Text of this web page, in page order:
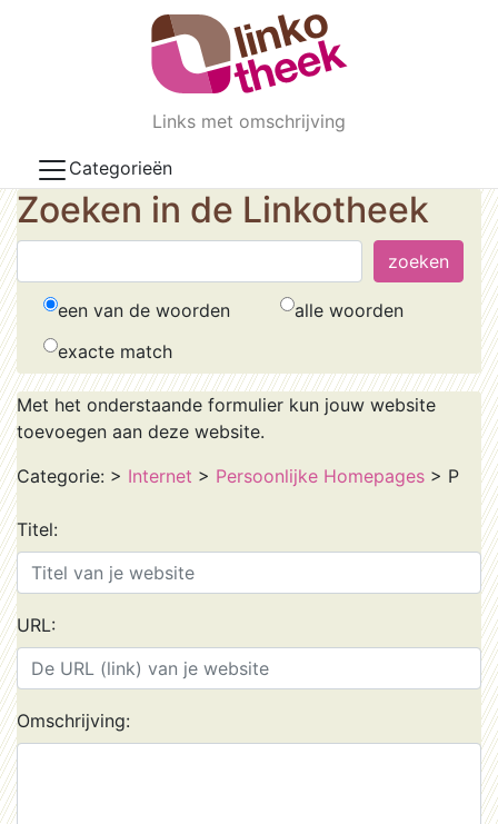
Skip to main content
Links met omschrijving
Categorieën
Zoeken in de Linkotheek
een van de woorden
alle woorden
exacte match
Met het onderstaande formulier kun jouw website
toevoegen aan deze website.
Categorie: > Internet > Persoonlijke Homepages > P
Titel:
URL:
Omschrijving: